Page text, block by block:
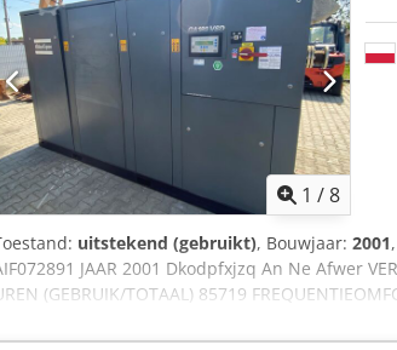
1 /8
uitstekend (gebruikt), Bouwjaar: 2001
JAAR 2001 Dkodpfxjzq An Ne Afwer
(GEBRUIK/TOTAAL) 85719
WARMTEWISSELAAR nee GEKOELD (LUCHT/
1/2 NIEUW/GEBRUIKT GEBRUIKT